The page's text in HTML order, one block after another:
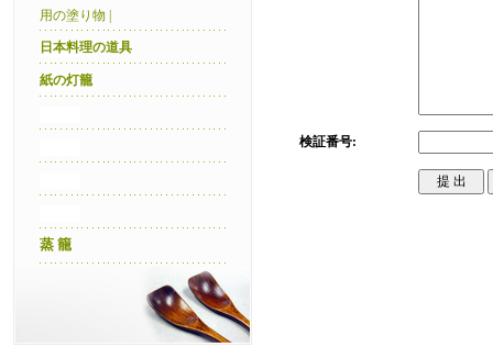
用の塗り物
日本料理の道具
紙の灯籠
蒸 籠
検証番号: